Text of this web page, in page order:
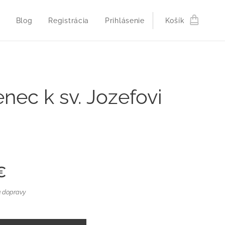
Blog Registrácia Prihlásenie Košík
k sv. Jozefovi
dopravy